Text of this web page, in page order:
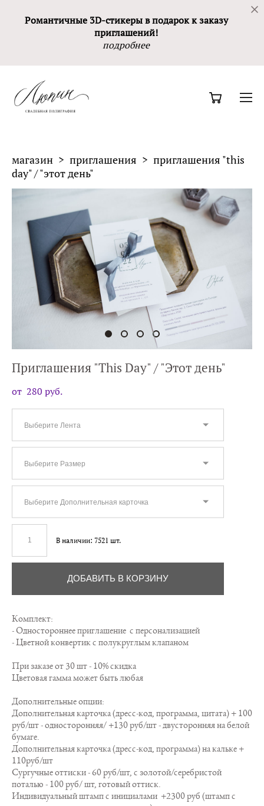
Романтичные 3D-стикеры в подарок к заказу
приглашений!
подробнее
магазин > приглашения > приглашения "this
day" / "этот день"
Приглашения "This Day" / "Этот день"
от 280 pуб.
Выберите Лента
Выберите Размер
Выберите Дополнительная карточка
В наличии: 7521 шт.
ДОБАВИТЬ В КОРЗИНУ
Комплект:
- Одностороннее приглашение с персонализацией
- Цветной конвертик с полукруглым клапаном
При заказе от 30 шт - 10% скидка
Цветовая гамма может быть любая
Дополнительные опции:
Дополнительная карточка (дресс-код, программа, цитата) + 100
руб/шт - односторонняя/ +130 руб/шт - двусторонняя на белой
бумаге.
Дополнительная карточка (дресс-код, программа) на кальке +
110руб/шт
Сургучные оттиски - 60 руб/шт, с золотой/серебристой
поталью - 100 руб/ шт, готовый оттиск.
Индивидуальный штамп с инициалами +2300 руб (штамп с